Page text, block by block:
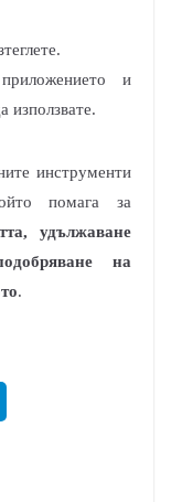
и
използвате.
инструменти
помага за
удължаване
на
.